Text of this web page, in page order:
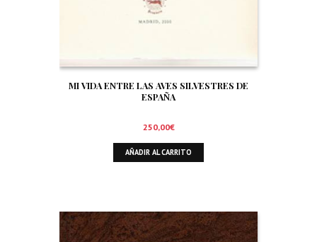
MI VIDA ENTRE LAS AVES SILVESTRES DE
ESPAÑA
250,00€
AÑADIR AL CARRITO